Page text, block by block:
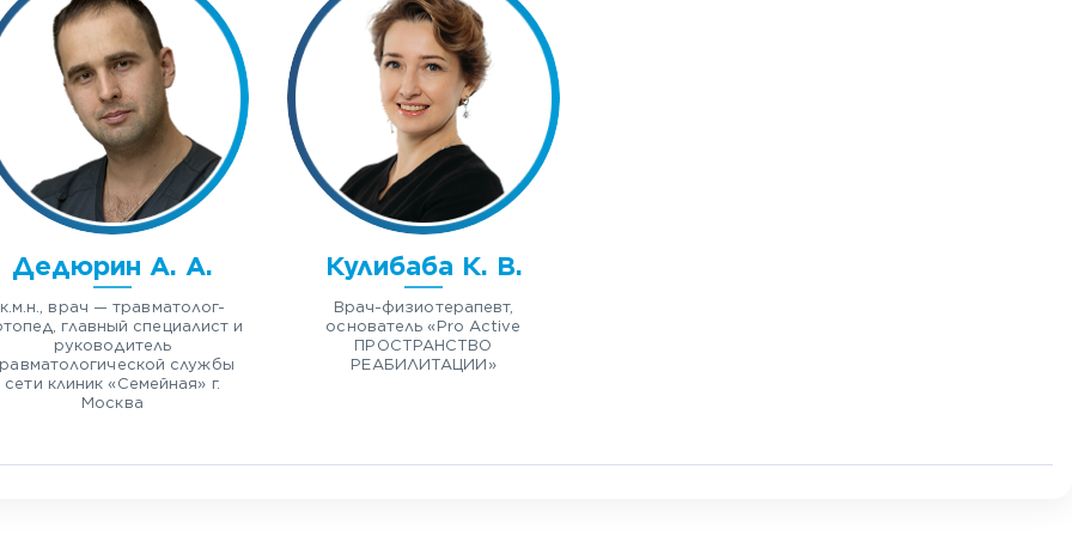
Дедюрин А. А.
к.м.н., врач — травматолог-
главный специалист и
руководитель
службы
сети клиник «Семейная» г.
Москва
Кулибаба К. В.
Врач-физиотерапевт,
основатель «Pro Active
ПРОСТРАНСТВО
РЕАБИЛИТАЦИИ»